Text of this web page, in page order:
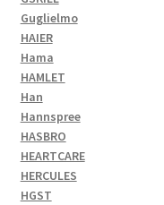
Guglielmo
HAIER
Hama
HAMLET
Han
Hannspree
HASBRO
HEARTCARE
HERCULES
HGST